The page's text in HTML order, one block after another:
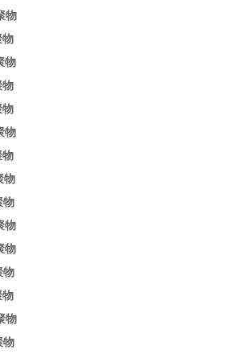
物
物
物
物
物
物
物
物
物
物
物
物
物
物
物